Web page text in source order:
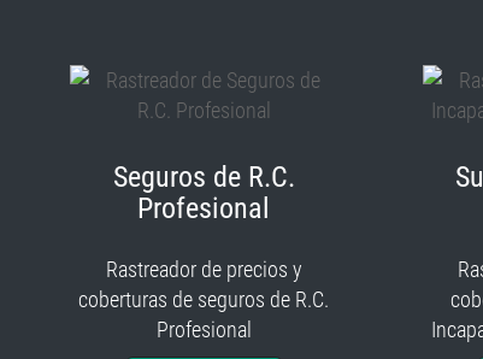
Seguros de R.C.
Profesional
Rastreador de precios y
coberturas de seguros de R.C.
Profesional